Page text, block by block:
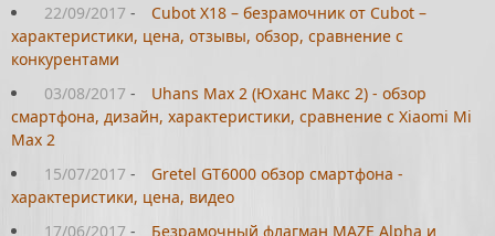
22/09/2017 -
Cubot X18 – безрамочник от Cubot –
характеристики, цена, отзывы, обзор, сравнение с
конкурентами
03/08/2017 -
Uhans Max 2 (Юханс Макс 2) - обзор
смартфона, дизайн, характеристики, сравнение с Xiaomi Mi
Max 2
15/07/2017 -
Gretel GT6000 обзор смартфона -
характеристики, цена, видео
17/06/2017 - Безрамочный флагман MAZE Alpha и